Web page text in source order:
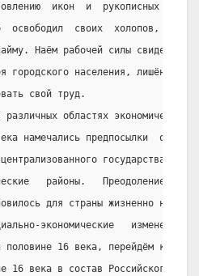
икон  и  рукописных
освободил  своих  холопов,
Наём рабочей силы
городского населения, лишённого
свой труд.
различных областях экономической
намечались предпосылки
государства
районы.   Преодоление
для страны жизненно
экономические   изменения
половине 16 века, перейдём к
16 века в состав Российского